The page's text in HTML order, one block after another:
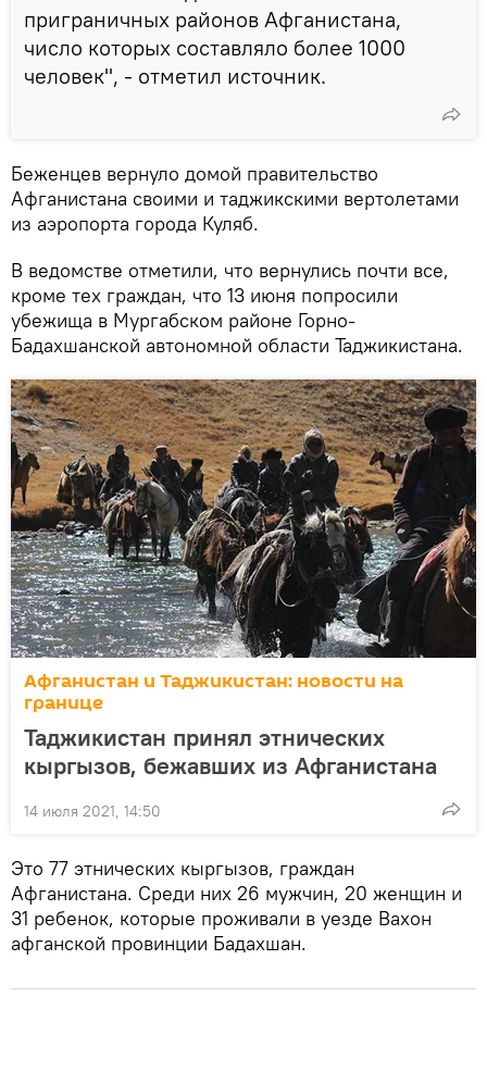
приграничных районов Афганистана,
число которых составляло более 1000
человек", - отметил источник.
Беженцев вернуло домой правительство
Афганистана своими и таджикскими вертолетами
из аэропорта города Куляб.
В ведомстве отметили, что вернулись почти все,
кроме тех граждан, что 13 июня попросили
убежища в Мургабском районе Горно-
Бадахшанской автономной области Таджикистана.
Афганистан и Таджикистан: новости на
границе
Таджикистан принял этнических
кыргызов, бежавших из Афганистана
14 июля 2021, 14:50
Это 77 этнических кыргызов, граждан
Афганистана. Среди них 26 мужчин, 20 женщин и
31 ребенок, которые проживали в уезде Вахон
афганской провинции Бадахшан.